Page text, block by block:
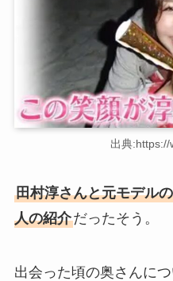
出典
田村淳さんと元モデル
人の紹介だったそう。
出会った頃の奥さんに